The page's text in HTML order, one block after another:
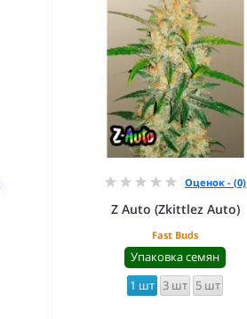
Оценок - (0)
Z Auto (Zkittlez Auto)
Fast Buds
Упаковка семян
1 шт 3 шт 5 шт